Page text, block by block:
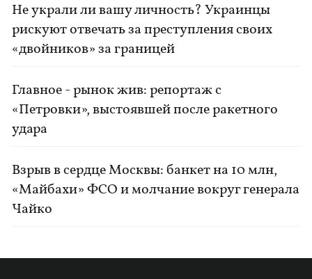
Не украли ли вашу личность? Украинцы
рискуют отвечать за преступления своих
«двойников» за границей
Главное - рынок жив: репортаж с
«Петровки», выстоявшей после ракетного
удара
Взрыв в сердце Москвы: банкет на 10 млн,
«Майбахи» ФСО и молчание вокруг генерала
Чайко